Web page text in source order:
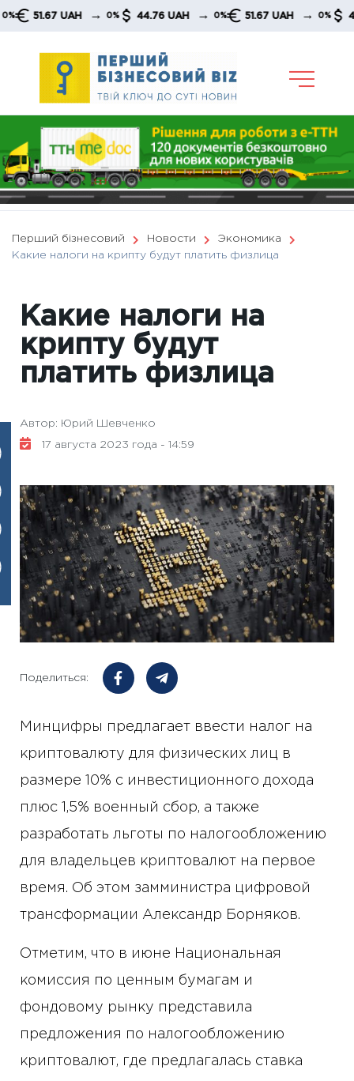
Skip
UAH → 0% 44.76 UAH → 0% 51.67 UAH → 0% 44.76
Перший бізнесовий Новости
Экономика
Какие налоги на крипту будут платить физлица
Какие налоги на
крипту будут
платить физлица
Автор: Юрий Шевченко
17 августа 2023 года - 14:59
Поделиться:
Минцифры предлагает ввести налог на
криптовалюту для физических лиц в
размере 10% с инвестиционного дохода
плюс 1,5% военный сбор, а также
разработать льготы по налогообложению
для владельцев криптовалют на первое
время. Об этом замминистра цифровой
трансформации Александр Борняков.
Отметим, что в июне Национальная
комиссия по ценным бумагам и
фондовому рынку представила
предложения по налогообложению
криптовалют, где предлагалась ставка